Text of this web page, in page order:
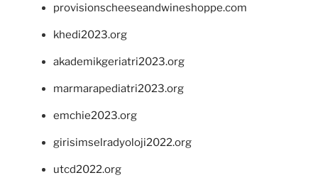
provisionscheeseandwineshoppe.com
khedi2023.org
akademikgeriatri2023.org
marmarapediatri2023.org
emchie2023.org
girisimselradyoloji2022.org
utcd2022.org